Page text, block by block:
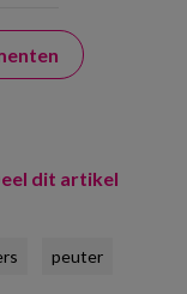
dit artikel
peuter